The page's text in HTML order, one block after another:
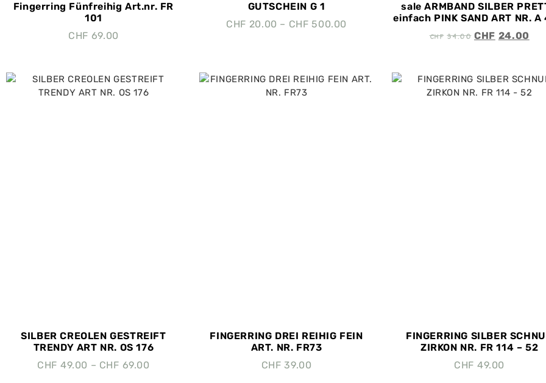
Fingerring Fünfreihig Art.nr. FR
101
CHF 69.00
GUTSCHEIN G 1
CHF 20.00 – CHF 500.00
sale ARMBAND SILBER
einfach PINK SAND ART NR.
CHF34.00 CHF 24.00
SILBER CREOLEN GESTREIFT
TRENDY ART NR. OS 176
CHF 49.00 – CHF 69.00
FINGERRING DREI REIHIG FEIN
ART. NR. FR73
CHF 39.00
FINGERRING SILBER
ZIRKON NR. FR 114 – 52
CHF 49.00